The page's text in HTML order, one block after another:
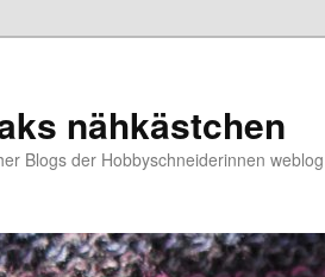
nähkästchen
Blogs der Hobbyschneiderinnen weblog